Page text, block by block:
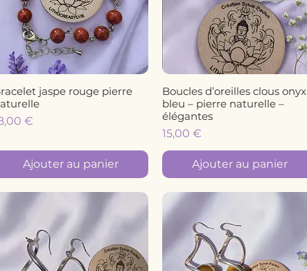
Aperçu rapide
jaspe rouge pierre
€
Ajouter au panier
Aperçu rapide
Boucles d’oreilles clous onyx
bleu – pierre naturelle –
élégantes
Prix
15,00 €
Ajouter au panier